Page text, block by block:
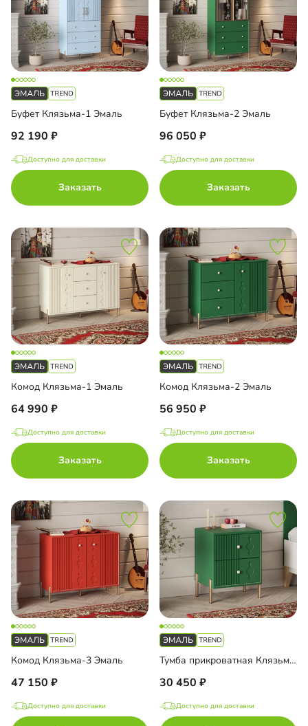
Буфет Клязьма-1 Эмаль
92 190
Доступно для доставки
Заказать
Буфет Клязьма-2 Эмаль
96 050
Доступно для доставки
Заказать
Комод Клязьма-1 Эмаль
64 990
Доступно для доставки
Заказать
Комод Клязьма-2 Эмаль
56 950
Доступно для доставки
Заказать
Комод Клязьма-3 Эмаль
47 150
Доступно для доставки
Тумба прикроватная Клязьма-1 Эмаль
30 450
Доступно для доставки